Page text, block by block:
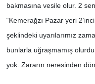
bakmasına vesile olur. 2
“Kemerağzı Pazar yeri
şeklindeki uyarılarımız
bunlarla uğraşmamış
yok. Zararın neresinden